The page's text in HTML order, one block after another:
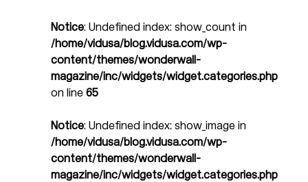
Notice: Undefined index: show_count in
/home/vidusa/blog.vidusa.com/wp-
content/themes/wonderwall-
magazine/inc/widgets/widget.categories.php
on line 65
Notice: Undefined index: show_image in
/home/vidusa/blog.vidusa.com/wp-
content/themes/wonderwall-
magazine/inc/widgets/widget.categories.php